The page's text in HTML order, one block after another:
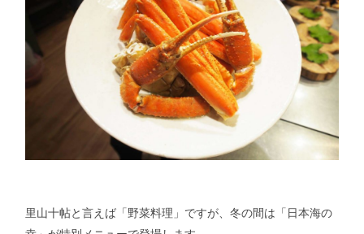
里山十帖と言えば「野菜料理」ですが、冬の間は「日本海の